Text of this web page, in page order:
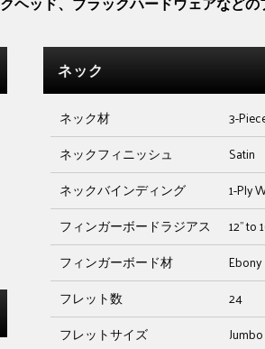
ネック
ネック材
3-
ネックフィニッシュ
Satin
ネックバインディング
1-Ply
フィンガーボードラジアス
12" to
フィンガーボード材
Ebony
フレット数
24
フレットサイズ
Jumbo